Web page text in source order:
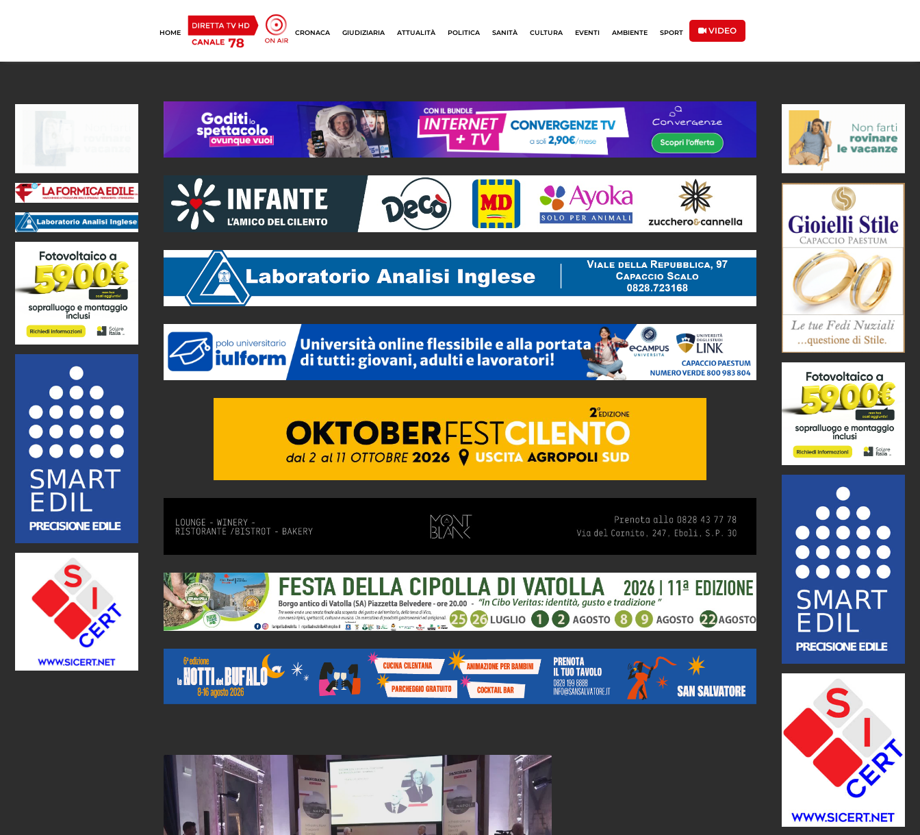
HOME CRONACA GIUDIZIARIA ATTUALITÀ POLITICA SANITÀ CULTURA EVENTI AMBIENTE SPORT VIDEO